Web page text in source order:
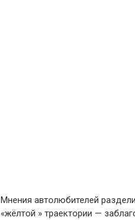
Мнения автолюбителей
«жёлтой » траектории —